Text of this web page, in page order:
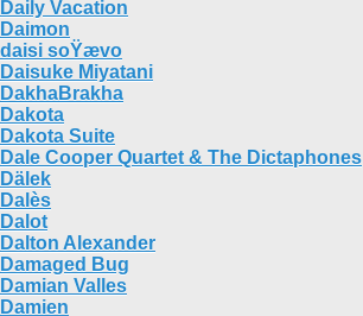
Daily Vacation
Daimon
daisi soŸævo
Daisuke Miyatani
DakhaBrakha
Dakota
Dakota Suite
Dale Cooper Quartet & The Dictaphones
Dälek
Dalès
Dalot
Dalton Alexander
Damaged Bug
Damian Valles
Damien